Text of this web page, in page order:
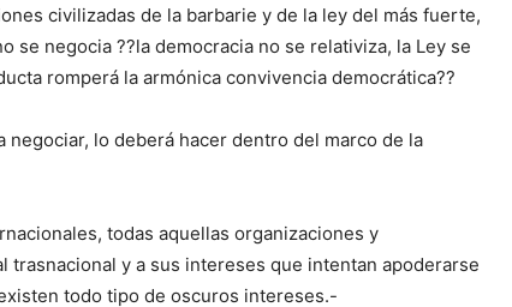
civilizadas de la barbarie y de la ley del más fuerte,
se negocia ??la democracia no se relativiza, la Ley se
romperá la armónica convivencia democrática??
lo deberá hacer dentro del marco de la
todas aquellas organizaciones y
trasnacional y a sus intereses que intentan apoderarse
todo tipo de oscuros intereses.-